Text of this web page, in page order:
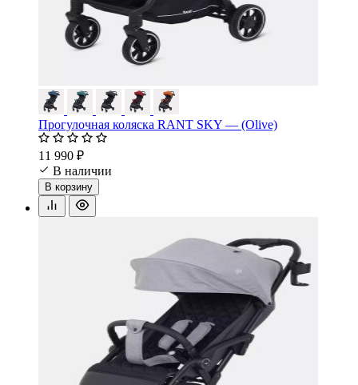
Прогулочная коляска RANT SKY — (Olive)
11 990 ₽
В наличии
В корзину